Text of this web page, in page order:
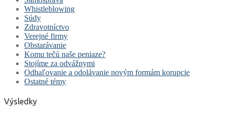
Whistleblowing
Súdy
Zdravotníctvo
Verejné firmy
Obstarávanie
Komu tečú naše peniaze?
Stojíme za odvážnymi
Odhaľovanie a odolávanie novým formám korupcie
Ostatné témy
Výsledky